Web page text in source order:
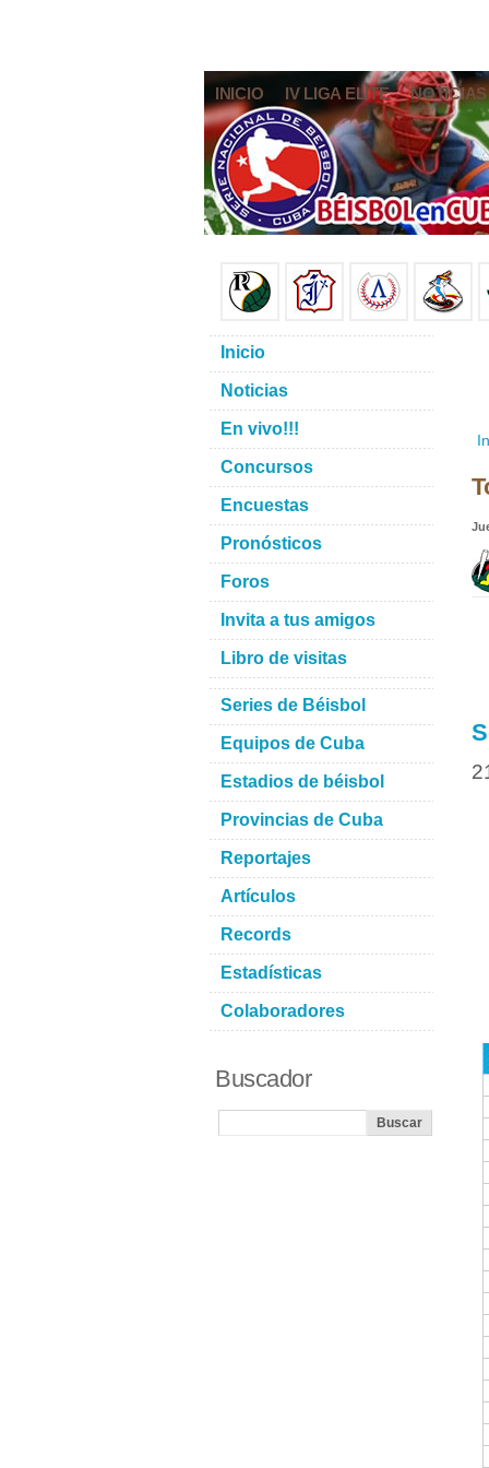
INICIO IV LIGA ELITE NOTICIAS
Inicio
Noticias
En vivo!!!
Concursos
Encuestas
Pronósticos
Foros
Invita a tus amigos
Libro de visitas
Series de Béisbol
Equipos de Cuba
Estadios de béisbol
Provincias de Cuba
Reportajes
Artículos
Records
Estadísticas
Colaboradores
Buscador